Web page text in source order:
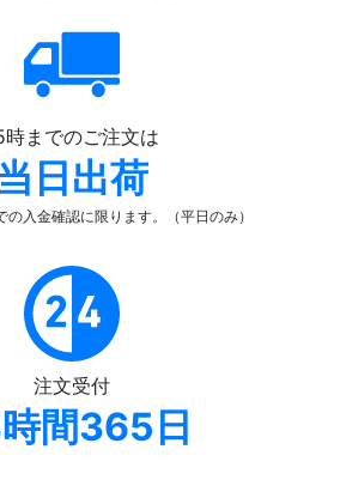
時までのご注文は
当日出荷
の入金確認に限ります。（平日のみ）
注文受付
間365日